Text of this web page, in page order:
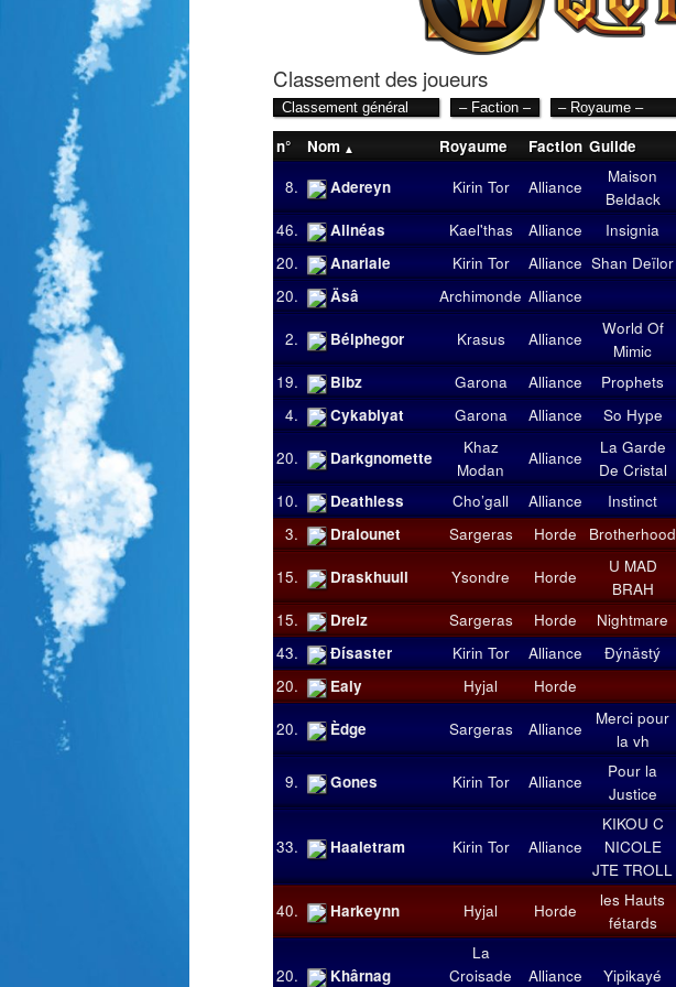
Classement des joueurs
n° Nom Royaume Faction Guilde
8.
Adereyn Kirin Tor Alliance
Maison
Beldack
46. Alinéas Kael'thas Alliance Insignia
20.
Anariale Kirin Tor Alliance Shan Deïlor
20.
Äsâ Archimonde Alliance
2. Bélphegor Krasus Alliance
World Of
Mimic
19. Bibz Garona Alliance Prophets
4.
Cykablyat Garona Alliance So Hype
20. Darkgnomette
Khaz
Modan
Alliance
La Garde
De Cristal
10. Deathless Cho’gall Alliance Instinct
3.
Dralounet Sargeras Horde Brotherhood
15. Draskhuull Ysondre Horde
U MAD
BRAH
15. Dreiz Sargeras Horde Nightmare
43.
Ðísaster Kirin Tor Alliance Ðýnästý
20.
Ealy Hyjal Horde
20. Èdge Sargeras Alliance
Merci pour
la vh
9. Gones Kirin Tor Alliance
Pour la
Justice
33. Haaletram Kirin Tor Alliance
KIKOU C
NICOLE
JTE TROLL
40. Harkeynn Hyjal Horde
les Hauts
fétards
20. Khârnag
La
Croisade
Alliance Yipikayé